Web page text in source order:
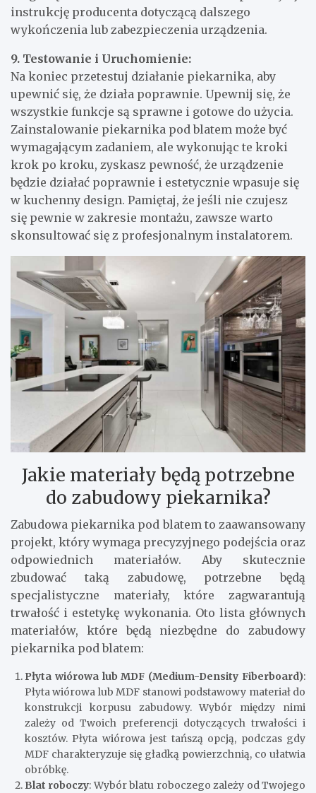
instrukcję producenta dotyczącą dalszego
wykończenia lub zabezpieczenia urządzenia.
9. Testowanie i Uruchomienie:
Na koniec przetestuj działanie piekarnika, aby
upewnić się, że działa poprawnie. Upewnij się, że
wszystkie funkcje są sprawne i gotowe do użycia.
Zainstalowanie piekarnika pod blatem może być
wymagającym zadaniem, ale wykonując te kroki
krok po kroku, zyskasz pewność, że urządzenie
będzie działać poprawnie i estetycznie wpasuje się
w kuchenny design. Pamiętaj, że jeśli nie czujesz
się pewnie w zakresie montażu, zawsze warto
skonsultować się z profesjonalnym instalatorem.
Jakie materiały będą potrzebne
do zabudowy piekarnika?
Zabudowa piekarnika pod blatem to zaawansowany
projekt, który wymaga precyzyjnego podejścia oraz
odpowiednich materiałów. Aby skutecznie
zbudować taką zabudowę, potrzebne będą
specjalistyczne materiały, które zagwarantują
trwałość i estetykę wykonania. Oto lista głównych
materiałów, które będą niezbędne do zabudowy
piekarnika pod blatem:
Płyta wiórowa lub MDF (Medium-Density Fiberboard):
Płyta wiórowa lub MDF stanowi podstawowy materiał do
konstrukcji korpusu zabudowy. Wybór między nimi
zależy od Twoich preferencji dotyczących trwałości i
kosztów. Płyta wiórowa jest tańszą opcją, podczas gdy
MDF charakteryzuje się gładką powierzchnią, co ułatwia
obróbkę.
Blat roboczy: Wybór blatu roboczego zależy od Twojego